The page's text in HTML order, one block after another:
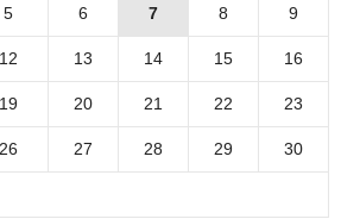
5 6 7 8 9
12 13 14 15 16
19 20 21 22 23
26 27 28 29 30